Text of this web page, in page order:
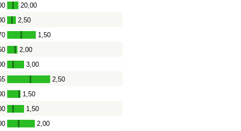
- 20,00
- 2,50
- 1,50
- 2,00
- 3,00
- 2,50
- 1,50
- 1,50
- 2,00